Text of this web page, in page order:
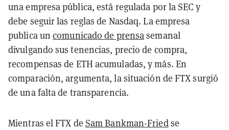
una empresa pública, está regulada por la SEC y
debe seguir las reglas de Nasdaq. La empresa
publica uncomunicado de prensasemanal
divulgando sus tenencias, precio de compra,
recompensas de ETH acumuladas, y más. En
comparación, argumenta, la situación de FTX surgió
de una falta de transparencia.
Mientras el FTX de Sam Bankman-Friedse